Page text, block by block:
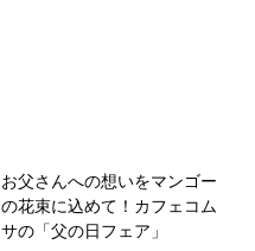
お父さんへの想いをマンゴー
の花束に込めて！カフェコム
サの「父の日フェア」